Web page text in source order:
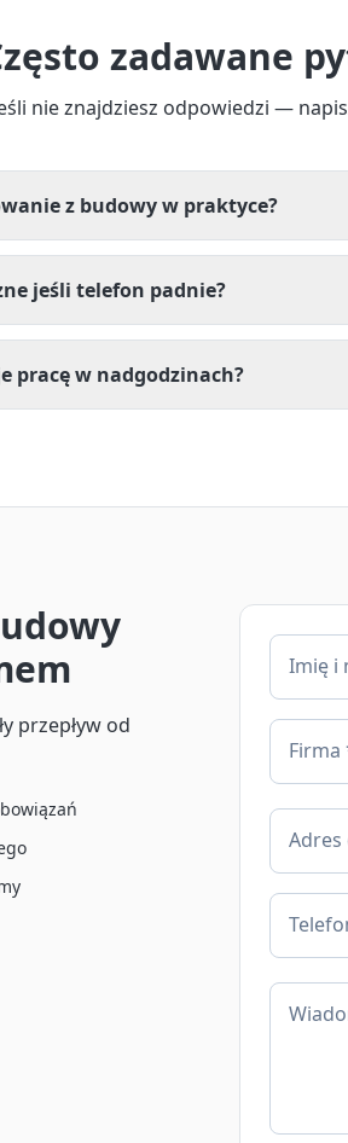
zadawane
nie znajdziesz odpowiedzi —
z budowy w praktyce?
jeśli telefon padnie?
pracę w nadgodzinach?
przepływ od
Imię i
Firma
Adres